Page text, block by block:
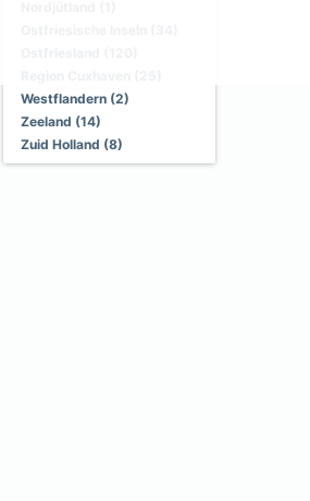
Westflandern (2)
Zeeland (14)
Zuid Holland (8)